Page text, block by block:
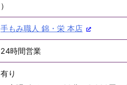
）
手もみ職人 錦・栄 本店
24時間営業
有り